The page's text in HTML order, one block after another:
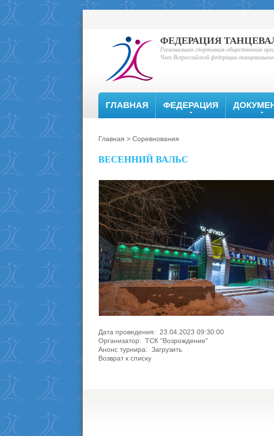
ФЕДЕРАЦИЯ
Региональная спортивная общественная
Член Всероссийской федерации
ГЛАВНАЯ ФЕДЕРАЦИЯ
Главная > Соревнования
ВЕСЕННИЙ ВАЛЬС
Дата проведения: 23.04.2023 09:30:00
Организатор: ТСК "Возрождение"
Анонс турнира: Загрузить
Возврат к списку